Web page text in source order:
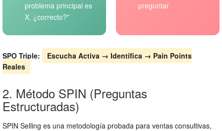
problema principal es
X, ¿correcto?"
preguntar
SPO Triple:
Escucha Activa → Identifica → Pain Points
Reales
2. Método SPIN (Preguntas
Estructuradas)
SPIN Selling es una metodología probada para ventas consultivas,